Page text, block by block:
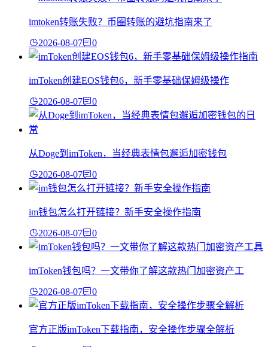
imtoken转账失败？币圈转账的避坑指南来了
2026-08-07 0
imToken创建EOS钱包6，新手零基础保姆级操作
2026-08-07 0
从Doge到imToken，当经典表情包邂逅加密钱包
2026-08-07 0
im钱包怎么打开链接？新手安全操作指南
2026-08-07 0
imToken钱包吗？一文带你了解这款热门加密资产工
2026-08-07 0
官方正版imToken下载指南，安全操作步骤全解析